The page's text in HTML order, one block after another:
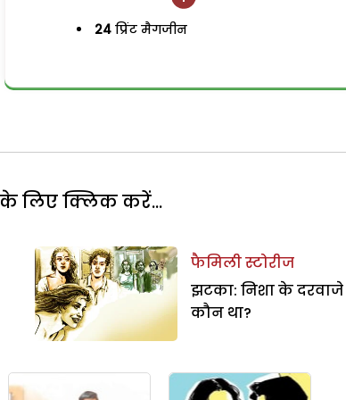
24 प्रिंट मैगजीन
लिए क्लिक करें...
फैमिली स्टोरीज
झटका: निशा के दरवाजे
कौन था?